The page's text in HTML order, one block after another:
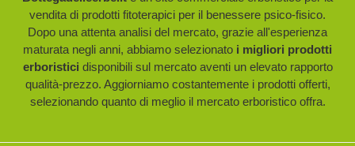
vendita di prodotti fitoterapici per il benessere psico-fisico.
Dopo una attenta analisi del mercato, grazie all'esperienza
maturata negli anni, abbiamo selezionato i migliori prodotti
erboristici disponibili sul mercato aventi un elevato rapporto
qualità-prezzo. Aggiorniamo costantemente i prodotti offerti,
selezionando quanto di meglio il mercato erboristico offra.